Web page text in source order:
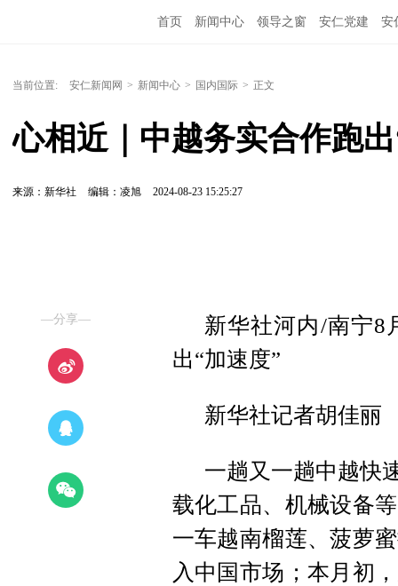
首页 新闻中心 领导之窗 安仁党建 安
当前位置: 安仁新闻网 > 新闻中心 > 国内国际 > 正文
心相近｜中越务实合作跑
来源：新华社 编辑：凌旭 2024-08-23 15:25:27
—分享—
新华社河内/南宁
出“加速度”
新华社记者胡佳
一趟又一趟中越快
载化工品、机械设备
一车越南榴莲、菠萝
入中国市场；本月初